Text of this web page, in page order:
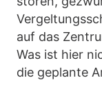
auf das
Was ist hier
die geplante